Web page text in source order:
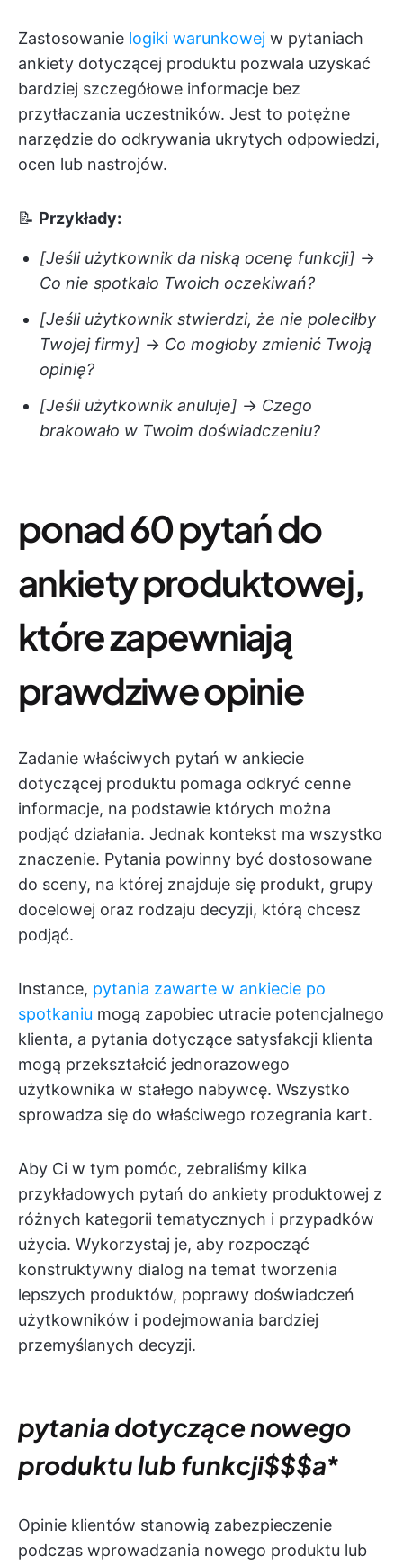
Zastosowanie logiki warunkowej w pytaniach
ankiety dotyczącej produktu pozwala uzyskać
bardziej szczegółowe informacje bez
przytłaczania uczestników. Jest to potężne
narzędzie do odkrywania ukrytych odpowiedzi,
ocen lub nastrojów.
📝 Przykłady:
[Jeśli użytkownik da niską ocenę funkcji] →
Co nie spotkało Twoich oczekiwań?
[Jeśli użytkownik stwierdzi, że nie poleciłby
Twojej firmy] → Co mogłoby zmienić Twoją
opinię?
[Jeśli użytkownik anuluje] → Czego
brakowało w Twoim doświadczeniu?
ponad 60 pytań do
ankiety produktowej,
które zapewniają
prawdziwe opinie
Zadanie właściwych pytań w ankiecie
dotyczącej produktu pomaga odkryć cenne
informacje, na podstawie których można
podjąć działania. Jednak kontekst ma wszystko
znaczenie. Pytania powinny być dostosowane
do sceny, na której znajduje się produkt, grupy
docelowej oraz rodzaju decyzji, którą chcesz
podjąć.
Instance, pytania zawarte w ankiecie po
spotkaniu mogą zapobiec utracie potencjalnego
klienta, a pytania dotyczące satysfakcji klienta
mogą przekształcić jednorazowego
użytkownika w stałego nabywcę. Wszystko
sprowadza się do właściwego rozegrania kart.
Aby Ci w tym pomóc, zebraliśmy kilka
przykładowych pytań do ankiety produktowej z
różnych kategorii tematycznych i przypadków
użycia. Wykorzystaj je, aby rozpocząć
konstruktywny dialog na temat tworzenia
lepszych produktów, poprawy doświadczeń
użytkowników i podejmowania bardziej
przemyślanych decyzji.
pytania dotyczące nowego
produktu lub funkcji$$$a*
Opinie klientów stanowią zabezpieczenie
podczas wprowadzania nowego produktu lub